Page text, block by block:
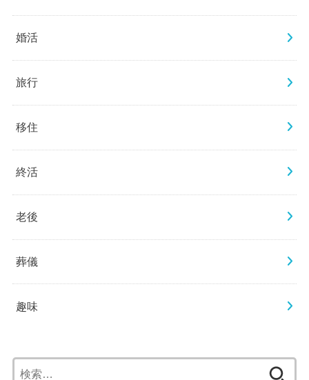
婚活
旅行
移住
終活
老後
葬儀
趣味